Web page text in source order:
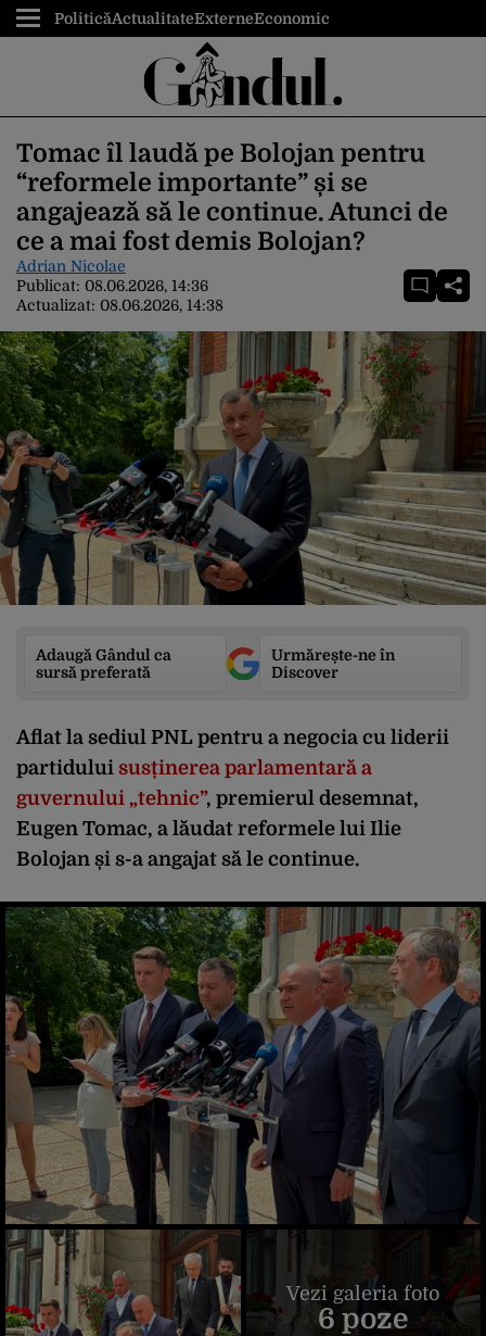
PoliticăActualitateExterneEconomic
Tomac îl laudă pe Bolojan pentru
“reformele importante” și se
angajează să le continue. Atunci de
ce a mai fost demis Bolojan?
Adrian Nicolae
Publicat: 08.06.2026, 14:36
Actualizat: 08.06.2026, 14:38
Adaugă Gândul ca
sursă preferată
Urmărește-ne în
Discover
Aflat la sediul PNL pentru a negocia cu liderii
partidului susținerea parlamentară a
guvernului „tehnic”, premierul desemnat,
Eugen Tomac, a lăudat reformele lui Ilie
Bolojan și s-a angajat să le continue.
Vezi galeria foto
6 poze